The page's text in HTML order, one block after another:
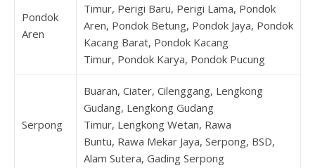
Pondok
Aren
Timur, Perigi Baru, Perigi Lama, Pondok
Aren, Pondok Betung, Pondok Jaya, Pondok
Kacang Barat, Pondok Kacang
Timur, Pondok Karya, Pondok Pucung
Serpong
Buaran, Ciater, Cilenggang, Lengkong
Gudang, Lengkong Gudang
Timur, Lengkong Wetan, Rawa
Buntu, Rawa Mekar Jaya, Serpong, BSD,
Alam Sutera, Gading Serpong